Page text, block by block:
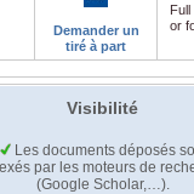
Demander un
tiré à part
or
Visibilité
Les documents déposés
par les moteurs de
(Google Scholar,…).